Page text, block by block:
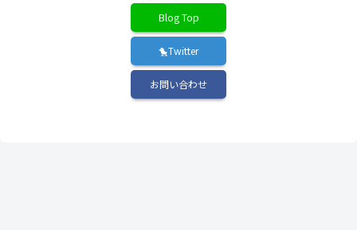
Blog Top
🐤Twitter
お問い合わせ